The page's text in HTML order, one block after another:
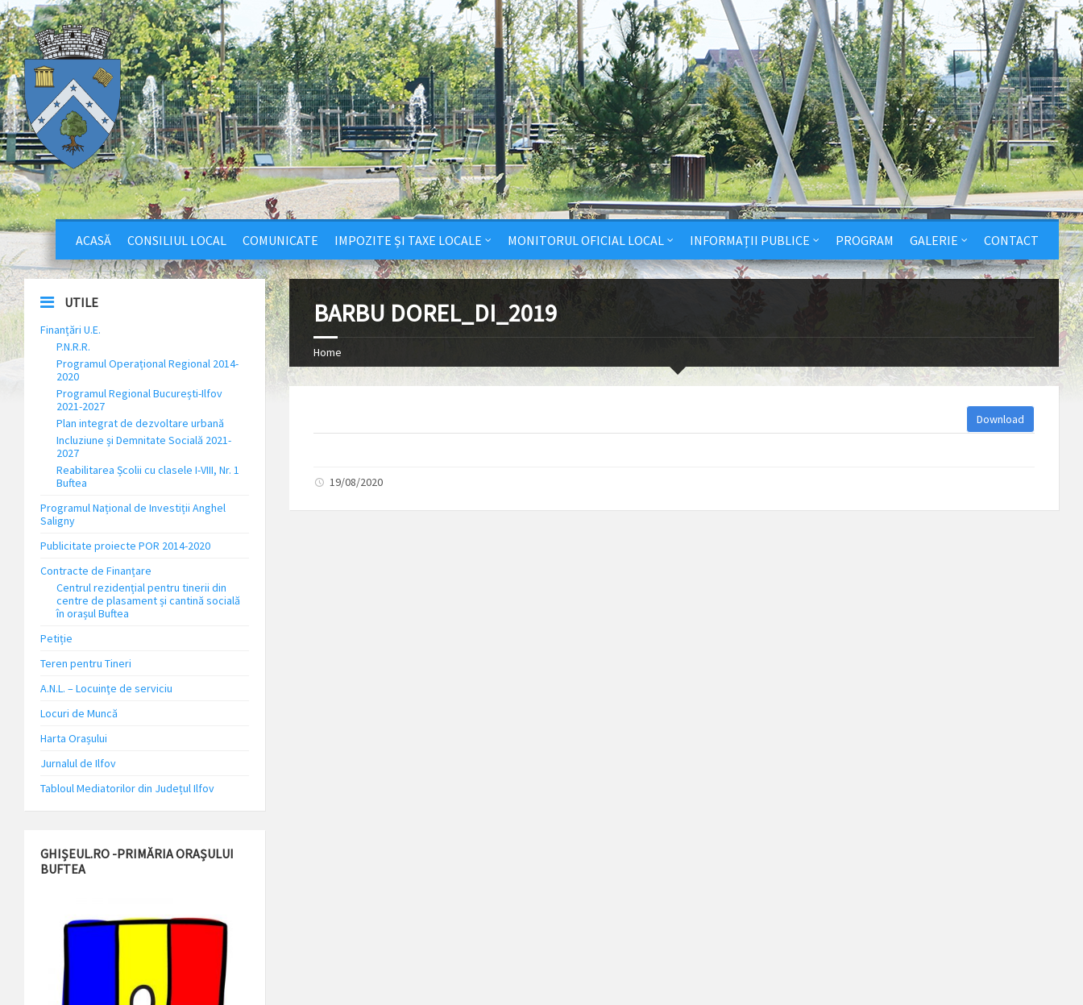
ACASĂ CONSILIUL LOCAL COMUNICATE IMPOZITE ȘI TAXE LOCALE MONITORUL OFICIAL LOCAL INFORMAȚII PUBLICE PROGRAM GALERIE CONTACT
BARBU DOREL_DI_2019
Home
Download
19/08/2020
UTILE
Finanțări U.E.
P.N.R.R.
Programul Operațional Regional 2014-
2020
Programul Regional București-Ilfov
2021-2027
Plan integrat de dezvoltare urbană
Incluziune și Demnitate Socială 2021-
2027
Reabilitarea Școlii cu clasele I-VIII, Nr. 1
Buftea
Programul Național de Investiții Anghel
Saligny
Publicitate proiecte POR 2014-2020
Contracte de Finanțare
Centrul rezidențial pentru tinerii din
centre de plasament și cantină socială
în orașul Buftea
Petiție
Teren pentru Tineri
A.N.L. – Locuinţe de serviciu
Locuri de Muncă
Harta Orașului
Jurnalul de Ilfov
Tabloul Mediatorilor din Județul Ilfov
GHIȘEUL.RO -PRIMĂRIA ORAȘULUI
BUFTEA